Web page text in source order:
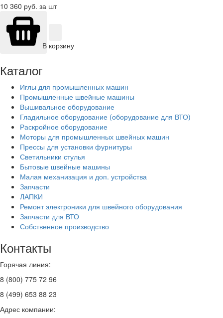
10 360 руб. за шт
В корзину
Каталог
Иглы для промышленных машин
Промышленные швейные машины
Вышивальное оборудование
Гладильное оборудование (оборудование для ВТО)
Раскройное оборудование
Моторы для промышленных швейных машин
Прессы для установки фурнитуры
Светильники стулья
Бытовые швейные машины
Малая механизация и доп. устройства
Запчасти
ЛАПКИ
Ремонт электроники для швейного оборудования
Запчасти для ВТО
Собственное производство
Контакты
Горячая линия:
8 (800) 775 72 96
8 (499) 653 88 23
Адрес компании: